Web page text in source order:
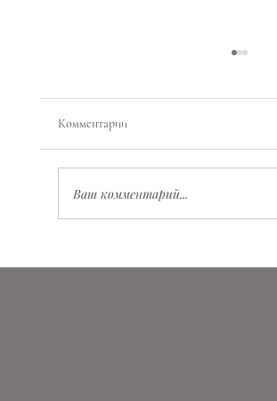
Комментарии
Ваш комментарий...